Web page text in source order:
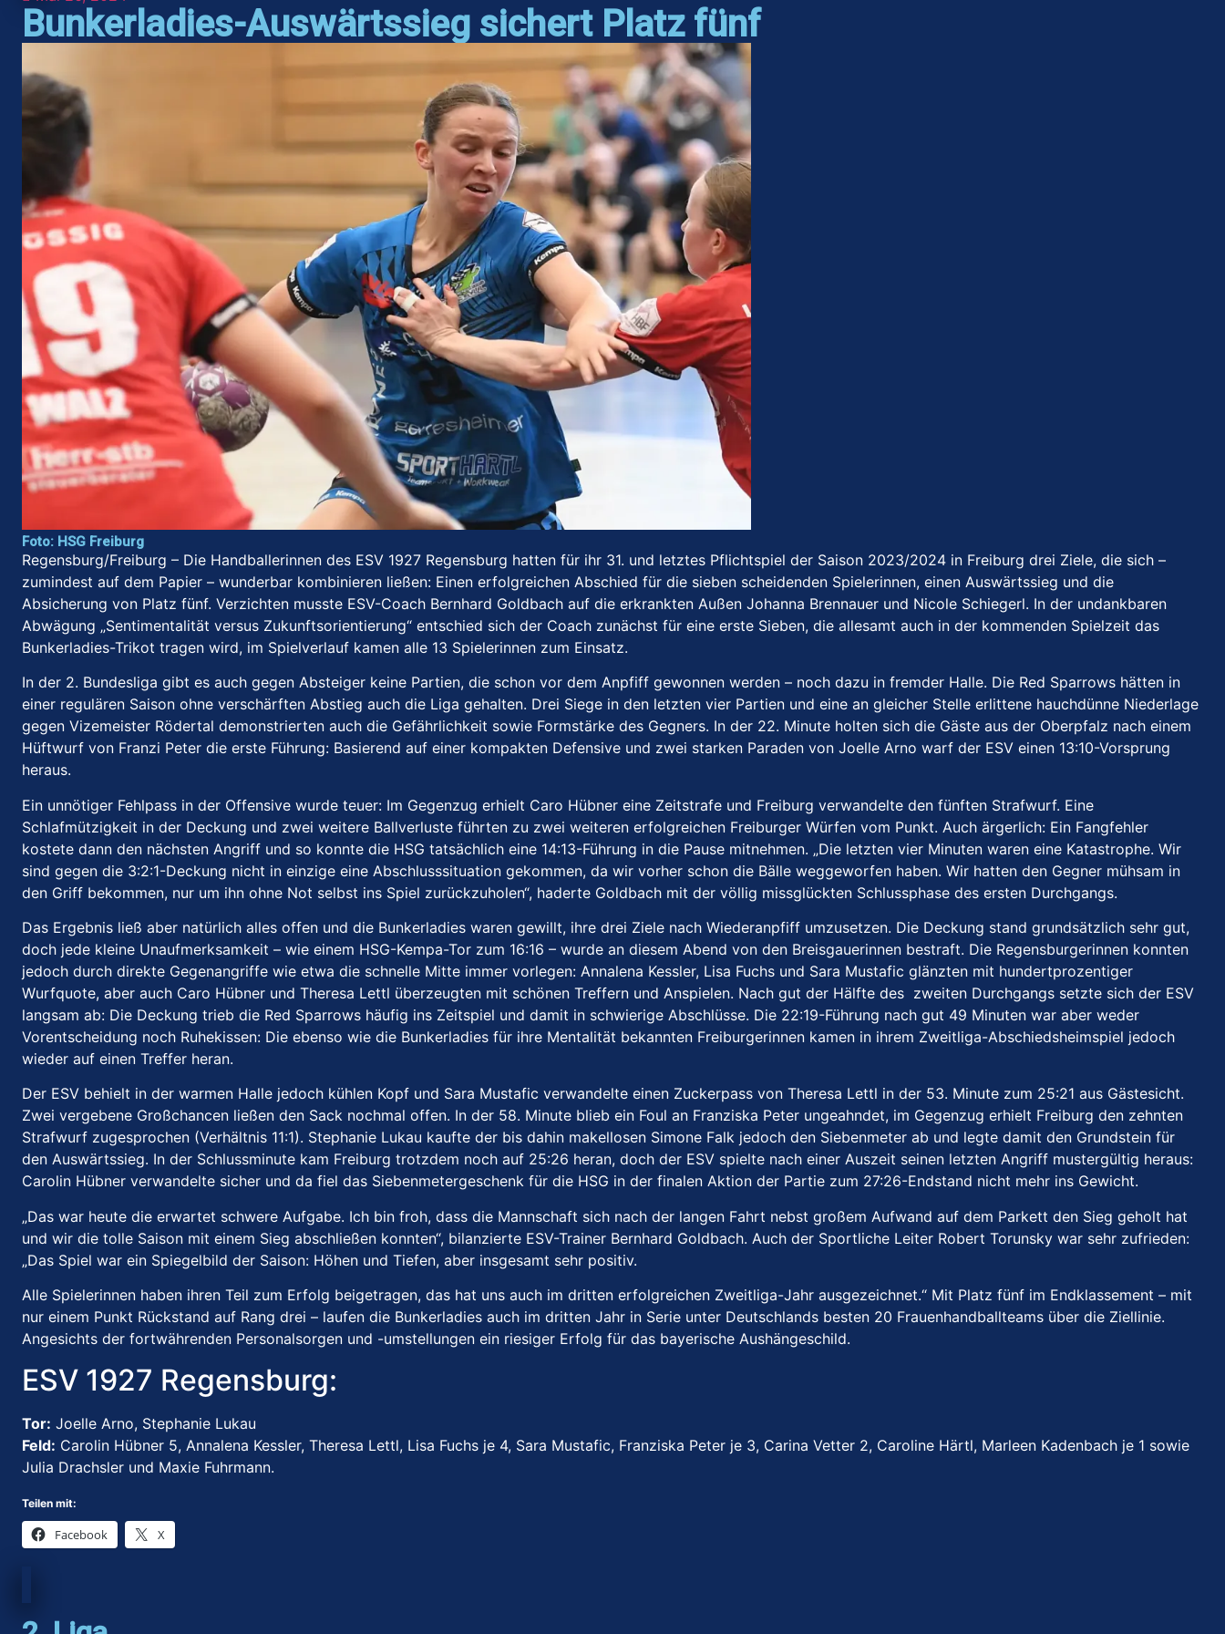
Bunkerladies-Auswärtssieg sichert Platz fünf
Foto: HSG Freiburg
Regensburg/Freiburg – Die Handballerinnen des ESV 1927 Regensburg hatten für ihr 31. und letztes Pflichtspiel der Saison 2023/2024 in Freiburg drei Ziele, die sich –
zumindest auf dem Papier – wunderbar kombinieren ließen: Einen erfolgreichen Abschied für die sieben scheidenden Spielerinnen, einen Auswärtssieg und die
Absicherung von Platz fünf. Verzichten musste ESV-Coach Bernhard Goldbach auf die erkrankten Außen Johanna Brennauer und Nicole Schiegerl. In der undankbaren
Abwägung „Sentimentalität versus Zukunftsorientierung“ entschied sich der Coach zunächst für eine erste Sieben, die allesamt auch in der kommenden Spielzeit das
Bunkerladies-Trikot tragen wird, im Spielverlauf kamen alle 13 Spielerinnen zum Einsatz.
In der 2. Bundesliga gibt es auch gegen Absteiger keine Partien, die schon vor dem Anpfiff gewonnen werden – noch dazu in fremder Halle. Die Red Sparrows hätten in
einer regulären Saison ohne verschärften Abstieg auch die Liga gehalten. Drei Siege in den letzten vier Partien und eine an gleicher Stelle erlittene hauchdünne Niederlage
gegen Vizemeister Rödertal demonstrierten auch die Gefährlichkeit sowie Formstärke des Gegners. In der 22. Minute holten sich die Gäste aus der Oberpfalz nach einem
Hüftwurf von Franzi Peter die erste Führung: Basierend auf einer kompakten Defensive und zwei starken Paraden von Joelle Arno warf der ESV einen 13:10-Vorsprung
heraus.
Ein unnötiger Fehlpass in der Offensive wurde teuer: Im Gegenzug erhielt Caro Hübner eine Zeitstrafe und Freiburg verwandelte den fünften Strafwurf. Eine
Schlafmützigkeit in der Deckung und zwei weitere Ballverluste führten zu zwei weiteren erfolgreichen Freiburger Würfen vom Punkt. Auch ärgerlich: Ein Fangfehler
kostete dann den nächsten Angriff und so konnte die HSG tatsächlich eine 14:13-Führung in die Pause mitnehmen. „Die letzten vier Minuten waren eine Katastrophe. Wir
sind gegen die 3:2:1-Deckung nicht in einzige eine Abschlusssituation gekommen, da wir vorher schon die Bälle weggeworfen haben. Wir hatten den Gegner mühsam in
den Griff bekommen, nur um ihn ohne Not selbst ins Spiel zurückzuholen“, haderte Goldbach mit der völlig missglückten Schlussphase des ersten Durchgangs.
Das Ergebnis ließ aber natürlich alles offen und die Bunkerladies waren gewillt, ihre drei Ziele nach Wiederanpfiff umzusetzen. Die Deckung stand grundsätzlich sehr gut,
doch jede kleine Unaufmerksamkeit – wie einem HSG-Kempa-Tor zum 16:16 – wurde an diesem Abend von den Breisgauerinnen bestraft. Die Regensburgerinnen konnten
jedoch durch direkte Gegenangriffe wie etwa die schnelle Mitte immer vorlegen: Annalena Kessler, Lisa Fuchs und Sara Mustafic glänzten mit hundertprozentiger
Wurfquote, aber auch Caro Hübner und Theresa Lettl überzeugten mit schönen Treffern und Anspielen. Nach gut der Hälfte des zweiten Durchgangs setzte sich der ESV
langsam ab: Die Deckung trieb die Red Sparrows häufig ins Zeitspiel und damit in schwierige Abschlüsse. Die 22:19-Führung nach gut 49 Minuten war aber weder
Vorentscheidung noch Ruhekissen: Die ebenso wie die Bunkerladies für ihre Mentalität bekannten Freiburgerinnen kamen in ihrem Zweitliga-Abschiedsheimspiel jedoch
wieder auf einen Treffer heran.
Der ESV behielt in der warmen Halle jedoch kühlen Kopf und Sara Mustafic verwandelte einen Zuckerpass von Theresa Lettl in der 53. Minute zum 25:21 aus Gästesicht.
Zwei vergebene Großchancen ließen den Sack nochmal offen. In der 58. Minute blieb ein Foul an Franziska Peter ungeahndet, im Gegenzug erhielt Freiburg den zehnten
Strafwurf zugesprochen (Verhältnis 11:1). Stephanie Lukau kaufte der bis dahin makellosen Simone Falk jedoch den Siebenmeter ab und legte damit den Grundstein für
den Auswärtssieg. In der Schlussminute kam Freiburg trotzdem noch auf 25:26 heran, doch der ESV spielte nach einer Auszeit seinen letzten Angriff mustergültig heraus:
Carolin Hübner verwandelte sicher und da fiel das Siebenmetergeschenk für die HSG in der finalen Aktion der Partie zum 27:26-Endstand nicht mehr ins Gewicht.
„Das war heute die erwartet schwere Aufgabe. Ich bin froh, dass die Mannschaft sich nach der langen Fahrt nebst großem Aufwand auf dem Parkett den Sieg geholt hat
und wir die tolle Saison mit einem Sieg abschließen konnten“, bilanzierte ESV-Trainer Bernhard Goldbach. Auch der Sportliche Leiter Robert Torunsky war sehr zufrieden:
„Das Spiel war ein Spiegelbild der Saison: Höhen und Tiefen, aber insgesamt sehr positiv.
Alle Spielerinnen haben ihren Teil zum Erfolg beigetragen, das hat uns auch im dritten erfolgreichen Zweitliga-Jahr ausgezeichnet.“ Mit Platz fünf im Endklassement – mit
nur einem Punkt Rückstand auf Rang drei – laufen die Bunkerladies auch im dritten Jahr in Serie unter Deutschlands besten 20 Frauenhandballteams über die Ziellinie.
Angesichts der fortwährenden Personalsorgen und -umstellungen ein riesiger Erfolg für das bayerische Aushängeschild.
ESV 1927 Regensburg:
Tor: Joelle Arno, Stephanie Lukau
Feld: Carolin Hübner 5, Annalena Kessler, Theresa Lettl, Lisa Fuchs je 4, Sara Mustafic, Franziska Peter je 3, Carina Vetter 2, Caroline Härtl, Marleen Kadenbach je 1 sowie
Julia Drachsler und Maxie Fuhrmann.
Teilen mit:
Facebook X